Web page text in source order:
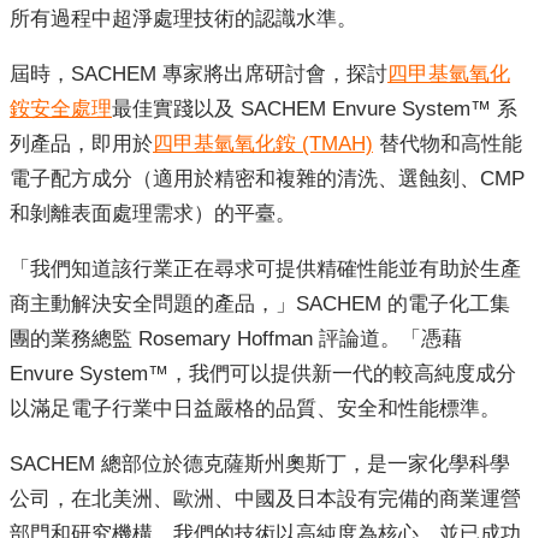
所有過程中超淨處理技術的認識水準。
屆時，SACHEM 專家將出席研討會，探討四甲基氫氧化
銨安全處理最佳實踐以及 SACHEM Envure System™ 系
列產品，即用於四甲基氫氧化銨 (TMAH) 替代物和高性能
電子配方成分（適用於精密和複雜的清洗、選蝕刻、CMP
和剝離表面處理需求）的平臺。
「我們知道該行業正在尋求可提供精確性能並有助於生產
商主動解決安全問題的產品，」SACHEM 的電子化工集
團的業務總監 Rosemary Hoffman 評論道。「憑藉
Envure System™，我們可以提供新一代的較高純度成分
以滿足電子行業中日益嚴格的品質、安全和性能標準。
SACHEM 總部位於德克薩斯州奧斯丁，是一家化學科學
公司，在北美洲、歐洲、中國及日本設有完備的商業運營